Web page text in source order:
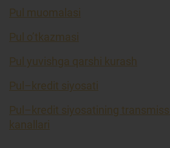
Pul muomalasi
Pul o’tkazmasi
Pul yuvishga qarshi kurash
Pul–kredit siyosati
Pul–kredit siyosatining
kanallari